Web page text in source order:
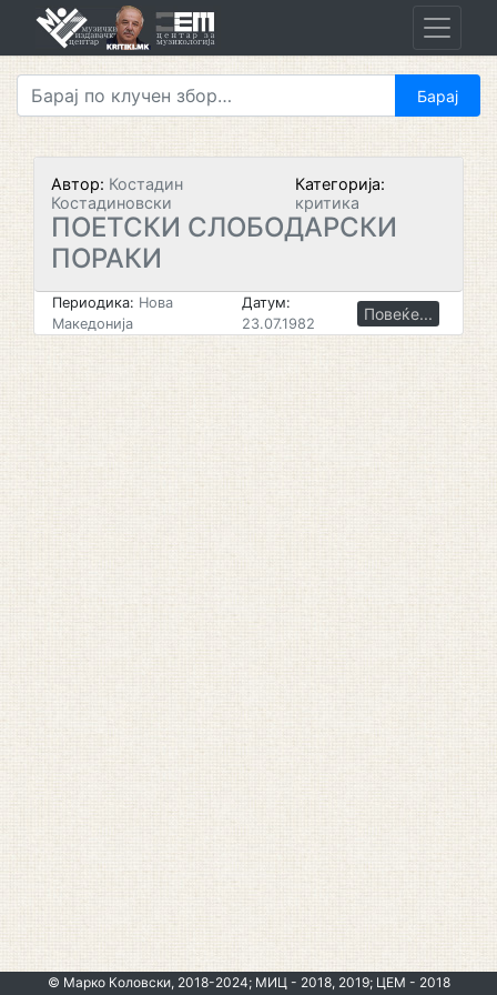
Автор: Костадин
Костадиновски
Категорија:
критика
ПОЕТСКИ СЛОБОДАРСКИ
ПОРАКИ
Периодика: Нова
Македонија
Датум:
23.07.1982
Повеќе...
© Марко Коловски, 2018-2024; МИЦ - 2018, 2019; ЦЕМ - 2018